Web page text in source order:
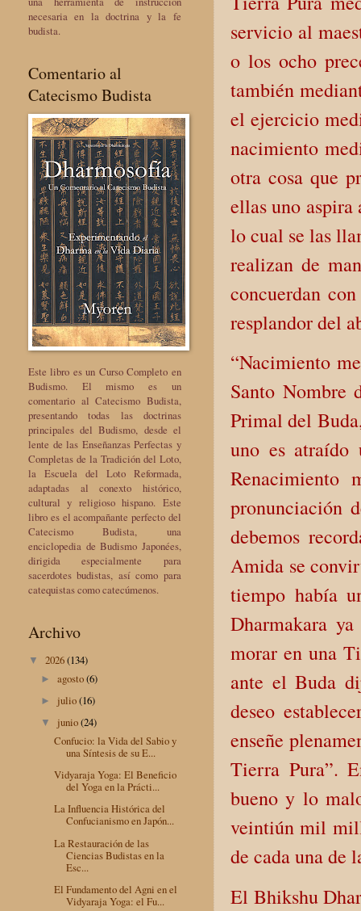
servicio al
o los ocho
también
el ejercicio
nacimiento
otra cosa que
ellas uno aspira
lo cual se las
realizan de
concuerdan
resplandor del
“Nacimiento
Santo Nombre
Primal del
uno es
Renacimiento
pronunciación
debemos
Amida se
tiempo había
Dharmakara
morar en una
ante el Buda
deseo
enseñe
Tierra Pura”.
bueno y lo
veintiún mil
de cada una de
El Bhikshu
necesaria en la doctrina y la fe
budista.
Comentario al
Catecismo Budista
Este libro es un Curso Completo en
Budismo. El mismo es un
comentario al Catecismo Budista,
presentando todas las doctrinas
principales del Budismo, desde el
lente de las Enseñanzas Perfectas y
Completas de la Tradición del Loto,
la Escuela del Loto Reformada,
adaptadas al conexto histórico,
cultural y religioso hispano. Este
libro es el acompañante perfecto del
Catecismo Budista, una
enciclopedia de Budismo Japonées,
dirigida especialmente para
sacerdotes budistas, así como para
catequistas como catecúmenos.
Archivo
▼ 2026(134)
►agosto(6)
► julio(16)
▼ junio(24)
Confucio: la Vida del Sabio y
una Síntesis de su E...
Vidyaraja Yoga: El Beneficio
del Yoga en la Prácti...
La Influencia Histórica del
Confucianismo en Japón...
La Restauración de las
Ciencias Budistas en la
Esc...
El Fundamento del Agni en el
Vidyaraja Yoga: el Fu...